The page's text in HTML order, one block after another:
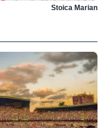
Stoica Marian